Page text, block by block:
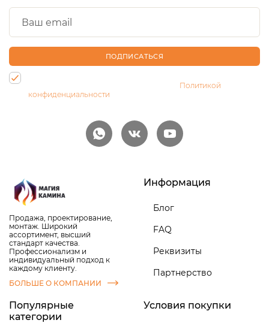
ПОДПИСАТЬСЯ
Политикой
конфиденциальности
Продажа, проектирование,
монтаж. Широкий
ассортимент, высший
стандарт качества.
Профессионализм и
индивидуальный подход к
каждому клиенту.
БОЛЬШЕ О КОМПАНИИ
Информация
Блог
FAQ
Реквизиты
Партнерство
Популярные
категории
Условия покупки